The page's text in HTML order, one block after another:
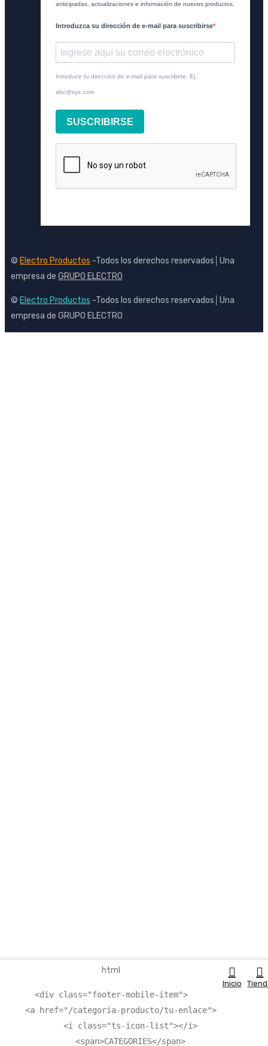
html
<div class="footer-mobile-item">
    <
a href="/categoria-producto/tu-enlace">
        <
i class="ts-icon-list"></i>
        <
span>CATEGORIES</span>
Inicio
anticipadas, actualizaciones e información de nuevos productos.
Introduzca su dirección de e-mail para suscribirse
Introduce tu dirección de e-mail para suscribirte. Ej.:
abc@xyz.com
SUSCRIBIRSE
© Electro Productos -Todos los derechos reservados│Una
empresa de GRUPO ELECTRO
© Electro Productos -Todos los derechos reservados│Una
empresa de GRUPO ELECTRO